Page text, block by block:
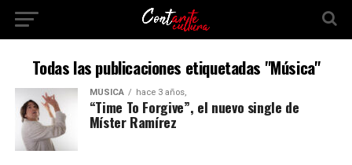
Todas las publicaciones etiquetadas "Música"
MÚSICA hace 3 años,
“Time To Forgive”, el nuevo single de
Míster Ramírez